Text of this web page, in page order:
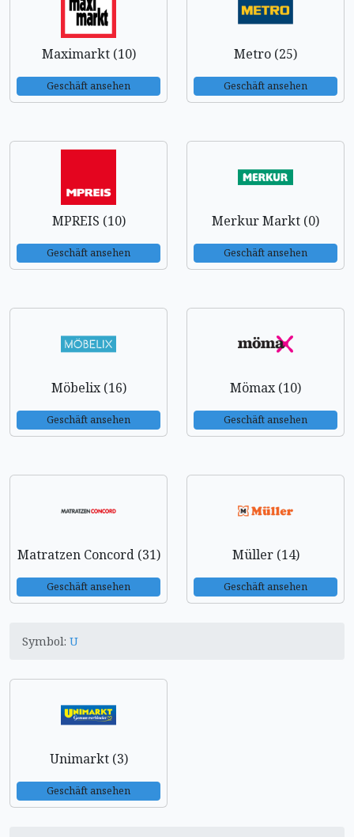
Maximarkt (10)
Geschäft ansehen
Metro (25)
Geschäft ansehen
MPREIS (10)
Geschäft ansehen
Merkur Markt (0)
Geschäft ansehen
Möbelix (16)
Geschäft ansehen
Mömax (10)
Geschäft ansehen
Matratzen Concord (31)
Geschäft ansehen
Müller (14)
Geschäft ansehen
Symbol: U
Unimarkt (3)
Geschäft ansehen